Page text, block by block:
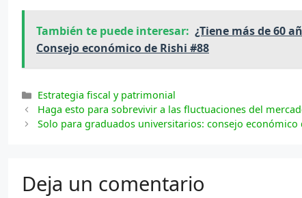
También te puede interesar: ¿Tiene más de 60
Consejo económico de Rishi #88
Categorías
Estrategia fiscal y patrimonial
Haga esto para sobrevivir a las fluctuaciones del
Solo para graduados universitarios: consejo económico
Deja un comentario